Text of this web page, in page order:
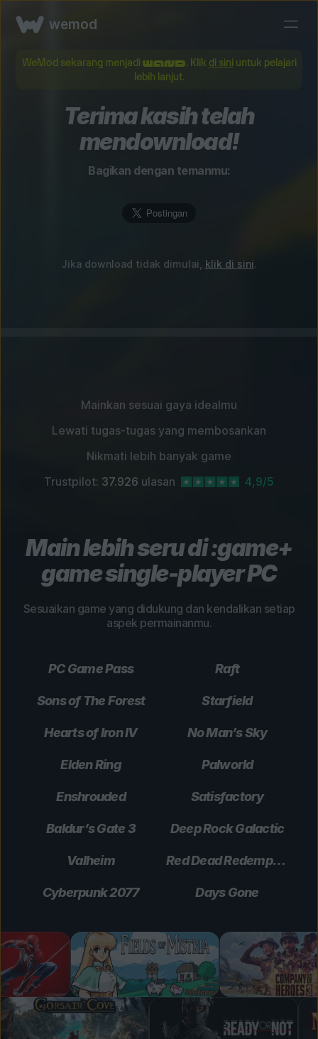
wemod
WeMod sekarang menjadi . Klik di sini untuk pelajari
lebih lanjut.
Terima kasih telah
mendownload!
Bagikan dengan temanmu:
Jika download tidak dimulai, klik di sini.
Mainkan sesuai gaya idealmu
Lewati tugas-tugas yang membosankan
Nikmati lebih banyak game
Trustpilot: 37.926 ulasan 4,9/5
Main lebih seru di :game+
game single-player PC
Sesuaikan game yang didukung dan kendalikan setiap
aspek permainanmu.
PC Game Pass Raft
Sons of The Forest Starfield
Hearts of Iron IV No Man’s Sky
Elden Ring Palworld
Enshrouded Satisfactory
Baldur’s Gate 3 Deep Rock Galactic
Valheim Red Dead Redemption 2
Cyberpunk 2077 Days Gone